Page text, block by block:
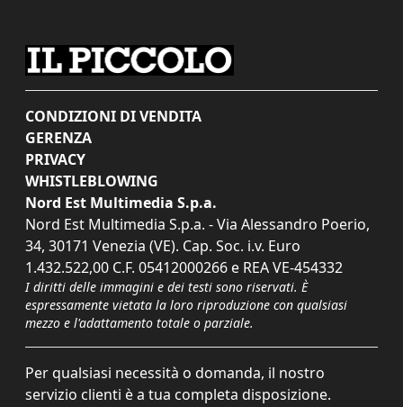
CONDIZIONI DI VENDITA
GERENZA
PRIVACY
WHISTLEBLOWING
Nord Est Multimedia S.p.a.
Nord Est Multimedia S.p.a. - Via Alessandro Poerio,
34, 30171 Venezia (VE). Cap. Soc. i.v. Euro
1.432.522,00 C.F. 05412000266 e REA VE-454332
I diritti delle immagini e dei testi sono riservati. È
espressamente vietata la loro riproduzione con qualsiasi
mezzo e l'adattamento totale o parziale.
Per qualsiasi necessità o domanda, il nostro
servizio clienti è a tua completa disposizione.